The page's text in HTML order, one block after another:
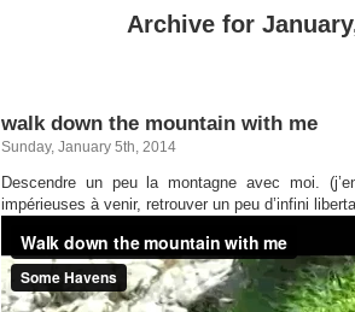
Archive for
walk down the mountain with me
Sunday, January 5th, 2014
Descendre un peu la montagne avec moi.
impérieuses à venir, retrouver un peu d’infini